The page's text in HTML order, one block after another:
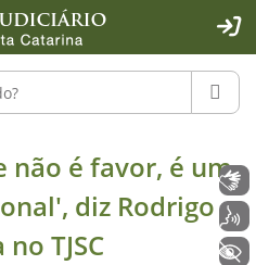
- Rybená
é favor, é um
não é favor, é um
diz Rodrigo
TJSC
Libras
Voz
+ Acessibilidade